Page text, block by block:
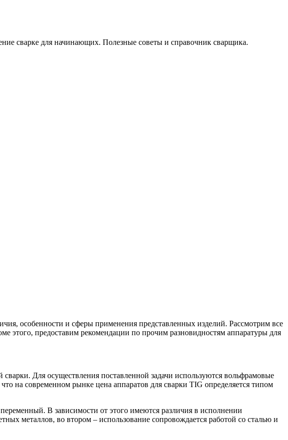
сварке для начинающих. Полезные советы и справочник сварщика.
особенности и сферы применения представленных изделий. Рассмотрим все
предоставим рекомендации по прочим разновидностям аппаратуры для
Для осуществления поставленной задачи используются вольфрамовые
что на современном рынке цена аппаратов для сварки TIG определяется типом
В зависимости от этого имеются различия в исполнении
металлов, во втором – использование сопровождается работой со сталью и